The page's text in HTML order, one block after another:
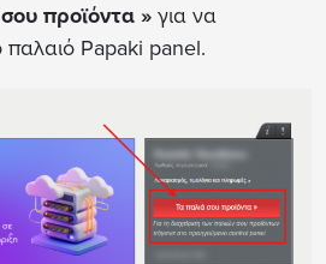
προϊόντα » για να
παλαιό Papaki panel.